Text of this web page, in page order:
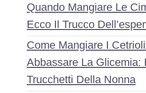
Quando Mangiare Le
Ecco Il Trucco
Come Mangiare I
Abbassare La Glicemia:
Trucchetti Della Nonna